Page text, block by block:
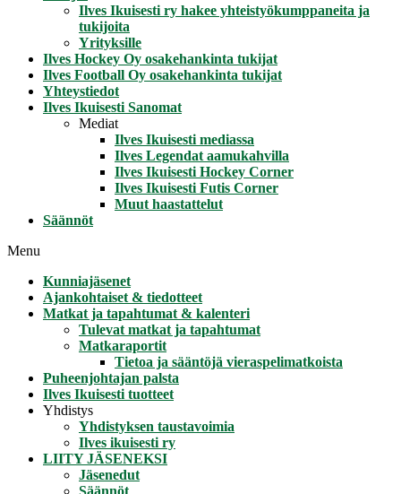
Ilves Ikuisesti ry hakee yhteistyökumppaneita ja
tukijoita
Yrityksille
Ilves Hockey Oy osakehankinta tukijat
Ilves Football Oy osakehankinta tukijat
Yhteystiedot
Ilves Ikuisesti Sanomat
Mediat
Ilves Ikuisesti mediassa
Ilves Legendat aamukahvilla
Ilves Ikuisesti Hockey Corner
Ilves Ikuisesti Futis Corner
Muut haastattelut
Säännöt
Menu
Kunniajäsenet
Ajankohtaiset & tiedotteet
Matkat ja tapahtumat & kalenteri
Tulevat matkat ja tapahtumat
Matkaraportit
Tietoa ja sääntöjä vieraspelimatkoista
Puheenjohtajan palsta
Ilves Ikuisesti tuotteet
Yhdistys
Yhdistyksen taustavoimia
Ilves ikuisesti ry
LIITY JÄSENEKSI
Jäsenedut
Säännöt